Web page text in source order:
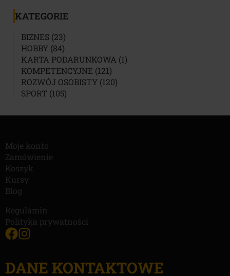
KATEGORIE
BIZNES 2323
PRODUKTY
HOBBY 8484
PRODUKTY
KARTA PODARUNKOWA 11
KOMPETENCYJNE 121121
PRODUKTÓW
ROZWÓJ OSOBISTY 120120
SPORT 105105
Moje konto
Zamówienie
Koszyk
Kursy
Blog
Regulamin
Polityka prywatności
DANE KONTAKTOWE